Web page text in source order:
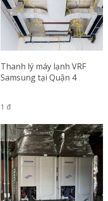
Thanh lý máy lạnh VRF
Samsung tại Quận 4
1 đ